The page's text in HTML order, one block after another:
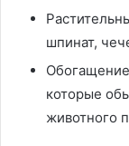
шпинат,
которые
животного